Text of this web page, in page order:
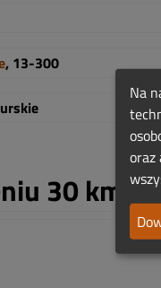
, 13-300
30 km:
Na
oraz